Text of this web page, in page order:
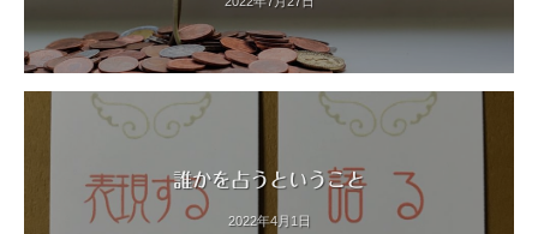
誰かを占うということ
2022年4月1日